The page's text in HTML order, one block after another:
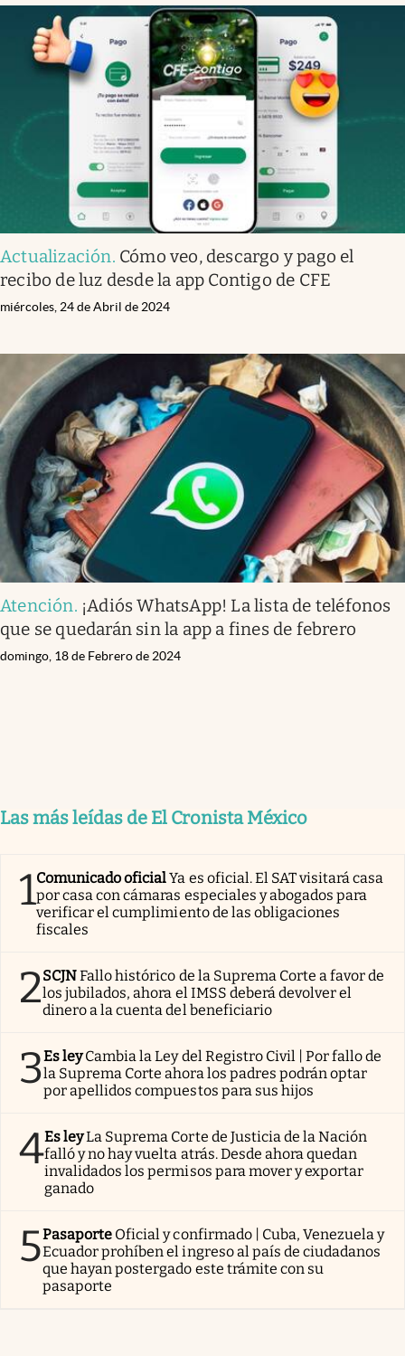
Actualización. Cómo veo, descargo y pago el
recibo de luz desde la app Contigo de CFE
miércoles, 24 de Abril de 2024
Atención. ¡Adiós WhatsApp! La lista de teléfonos
que se quedarán sin la app a fines de febrero
domingo, 18 de Febrero de 2024
Las más leídas de El Cronista México
1Comunicado oficialYa es oficial. El SAT visitará casa
por casa con cámaras especiales y abogados para
verificar el cumplimiento de las obligaciones
fiscales
2SCJNFallo histórico de la Suprema Corte a favor de
los jubilados, ahora el IMSS deberá devolver el
dinero a la cuenta del beneficiario
3Es ley Cambia la Ley del Registro Civil | Por fallo de
la Suprema Corte ahora los padres podrán optar
por apellidos compuestos para sus hijos
4Es leyLa Suprema Corte de Justicia de la Nación
falló y no hay vuelta atrás. Desde ahora quedan
invalidados los permisos para mover y exportar
ganado
5Pasaporte Oficial y confirmado | Cuba, Venezuela y
Ecuador prohíben el ingreso al país de ciudadanos
que hayan postergado este trámite con su
pasaporte